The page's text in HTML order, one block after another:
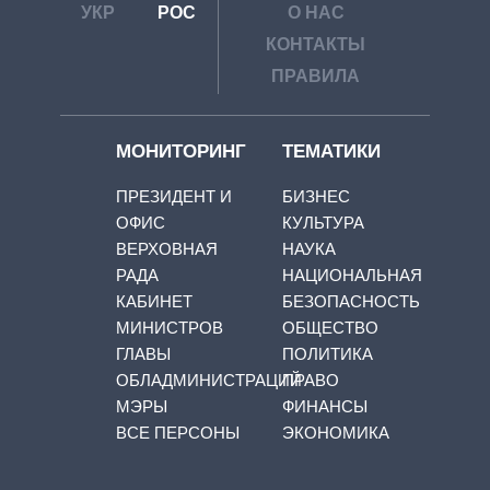
УКР РОС
О НАС
КОНТАКТЫ
ПРАВИЛА
МОНИТОРИНГ
ПРЕЗИДЕНТ И
ОФИС
ВЕРХОВНАЯ
РАДА
КАБИНЕТ
МИНИСТРОВ
ГЛАВЫ
ОБЛАДМИНИСТРАЦИЙ
МЭРЫ
ВСЕ ПЕРСОНЫ
ТЕМАТИКИ
БИЗНЕС
КУЛЬТУРА
НАУКА
НАЦИОНАЛЬНАЯ
БЕЗОПАСНОСТЬ
ОБЩЕСТВО
ПОЛИТИКА
ПРАВО
ФИНАНСЫ
ЭКОНОМИКА